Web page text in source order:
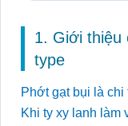
1. Giới thiệu
type
Phớt gạt bụi là chi
Khi ty xy lanh làm